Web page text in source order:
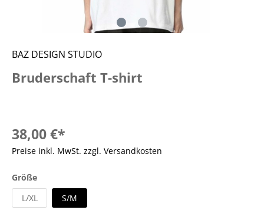
BAZ DESIGN STUDIO
Bruderschaft T-shirt
38,00 €*
Preise inkl. MwSt. zzgl. Versandkosten
Größe
L/XL
S/M